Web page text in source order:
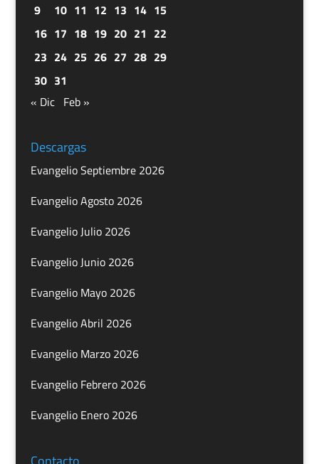
9
10 11 12 13 14 15
16 17 18 19 20 21 22
23 24 25 26 27 28 29
30 31
« Dic Feb »
Descargas
Evangelio Septiembre 2026
Evangelio Agosto 2026
Evangelio Julio 2026
Evangelio Junio 2026
Evangelio Mayo 2026
Evangelio Abril 2026
Evangelio Marzo 2026
Evangelio Febrero 2026
Evangelio Enero 2026